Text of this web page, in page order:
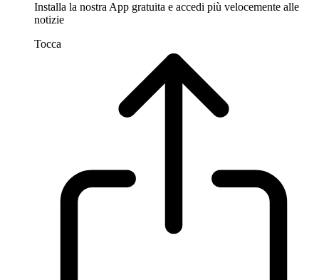
Installa la nostra App gratuita e accedi più velocemente alle
notizie
Tocca